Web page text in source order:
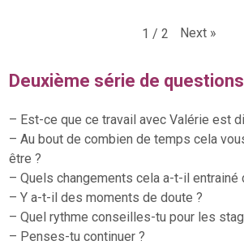
1 / 2 Next »
Deuxième série de
– Est-ce que ce travail avec Valérie est
– Au bout de combien de temps cela
être ?
– Quels changements cela a-t-il entrainé
– Y a-t-il des moments de doute ?
– Quel rythme conseilles-tu pour les
– Penses-tu continuer ?